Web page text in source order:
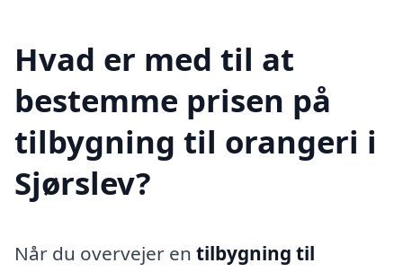
Hvad er med til at
bestemme prisen på
tilbygning til orangeri i
Sjørslev?
Når du overvejer en tilbygning til